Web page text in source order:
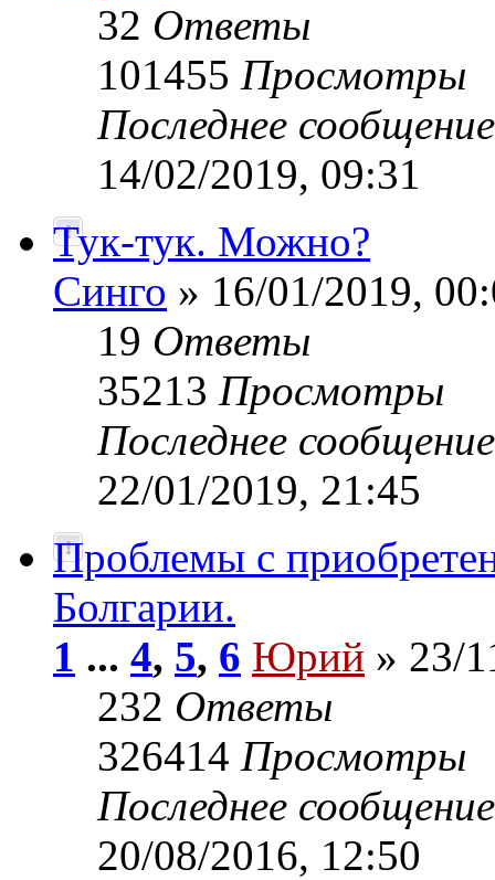
32 Ответы
101455 Просмотры
Последнее
14/02/2019, 09:31
Тук-тук. Можно?
Синго » 16/01/2019,
19 Ответы
35213 Просмотры
Последнее
22/01/2019, 21:45
Проблемы с
Болгарии.
1 ... 4, 5, 6 Юрий » 23/
232 Ответы
326414 Просмотры
Последнее
20/08/2016, 12:50